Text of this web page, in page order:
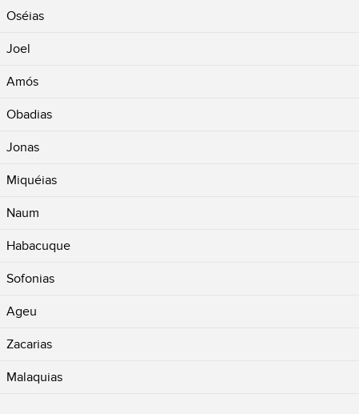
Oséias
Joel
Amós
Obadias
Jonas
Miquéias
Naum
Habacuque
Sofonias
Ageu
Zacarias
Malaquias